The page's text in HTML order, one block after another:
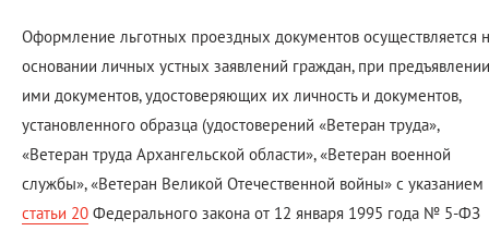
Оформление льготных проездных документов осуществляется
основании личных устных заявлений граждан, при предъявлении
ими документов, удостоверяющих их личность и документов,
установленного образца (удостоверений «Ветеран труда»,
«Ветеран труда Архангельской области», «Ветеран военной
службы», «Ветеран Великой Отечественной войны» с указанием
статьи 20 Федерального закона от 12 января 1995 года № 5-ФЗ